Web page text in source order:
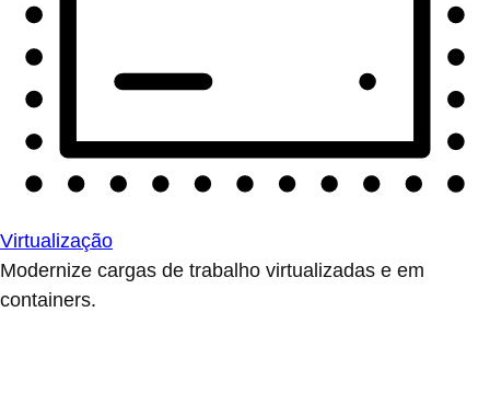
Virtualização
Modernize cargas de trabalho virtualizadas e em
containers.